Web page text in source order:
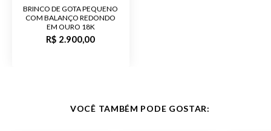
BRINCO DE GOTA PEQUENO
COM BALANÇO REDONDO
EM OURO 18K
R$ 2.900,00
VOCÊ TAMBÉM PODE GOSTAR: